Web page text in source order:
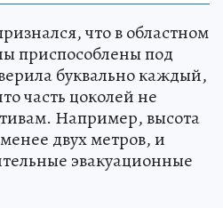
что в областном
приспособлены под
буквально каждый,
часть цоколей не
Например, высота
двух метров, и
эвакуационные